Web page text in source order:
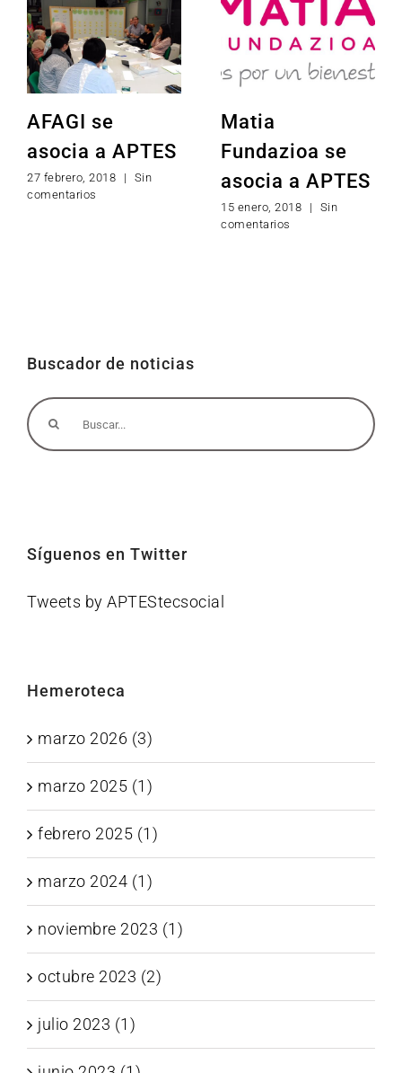
AFAGI se
asocia a APTES
27 febrero, 2018 |
Sin
comentarios
Matia
Fundazioa se
asocia a APTES
15 enero, 2018 |
Sin
comentarios
Buscador de noticias
Buscar:
Síguenos en Twitter
Tweets by APTEStecsocial
Hemeroteca
marzo 2026 (3)
marzo 2025 (1)
febrero 2025 (1)
marzo 2024 (1)
noviembre 2023 (1)
octubre 2023 (2)
julio 2023 (1)